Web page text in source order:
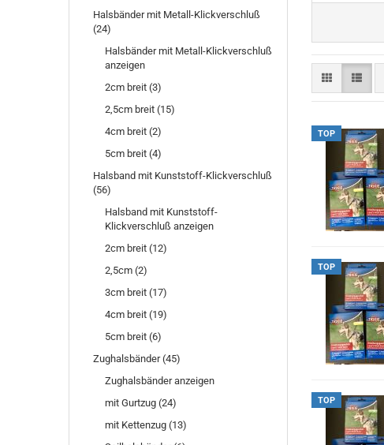
TOP
TOP
TOP
Halsbänder mit Metall-Klickverschluß
(24)
Halsbänder mit Metall-Klickverschluß
anzeigen
2cm breit (3)
2,5cm breit (15)
4cm breit (2)
5cm breit (4)
Halsband mit Kunststoff-Klickverschluß
(56)
Halsband mit Kunststoff-
Klickverschluß anzeigen
2cm breit (12)
2,5cm (2)
3cm breit (17)
4cm breit (19)
5cm breit (6)
Zughalsbänder (45)
Zughalsbänder anzeigen
mit Gurtzug (24)
mit Kettenzug (13)